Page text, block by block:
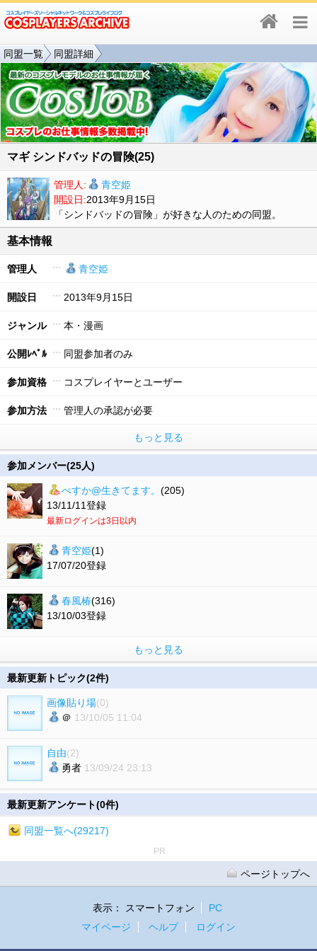
同盟一覧 同盟詳細
マギ シンドバッドの冒険(25)
管理人:
青空姫
開設日:2013年9月15日
「シンドバッドの冒険」が好きな人のための同盟。
基本情報
管理人 青空姫
開設日 2013年9月15日
ジャンル 本・漫画
公開ﾚﾍﾞﾙ 同盟参加者のみ
参加資格 コスプレイヤーとユーザー
参加方法 管理人の承認が必要
もっと見る
参加メンバー(25人)
ぺすか@生きてます。 (205)
13/11/11登録
最新ログインは3日以内
青空姫(1)
17/07/20登録
春風椿(316)
13/10/03登録
もっと見る
最新更新トピック(2件)
画像貼り場(0)
＠ 13/10/05 11:04
自由(2)
勇者 13/09/24 23:13
最新更新アンケート(0件)
同盟一覧へ(29217)
PR
ページトップへ
表示： スマートフォン
PC
マイページ
ヘルプ ログイン